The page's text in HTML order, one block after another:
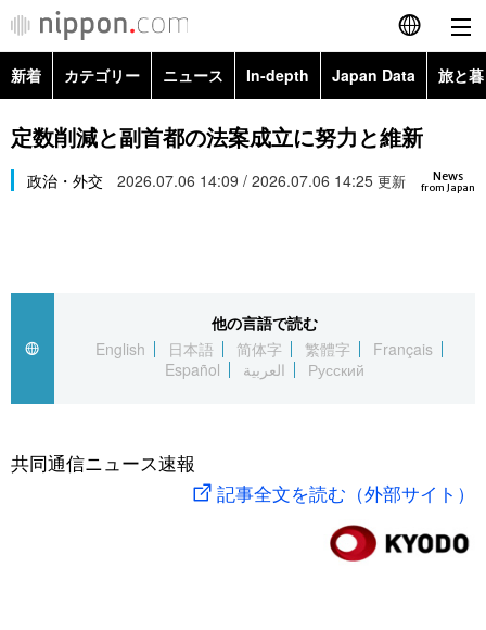
English
简体字
繁體字
العربية
社会
旅と暮らし
新着 カテゴリー ニュース In-depth Japan Data 旅と
政治・外交
経済・ビジネス
社会
文化
科学・技術
暮らし
Topics
Images
お知らせ
定数削減と副首都の法案成立に努力と維新
News
from Japan
政治・外交 2026.07.06 14:09 / 2026.07.06 14:25 更新
他の言語で読む
English
日本語 简体字 繁體字
Français
Español
العربية Русский
共同通信ニュース速報
記事全文を読む（外部サイト）